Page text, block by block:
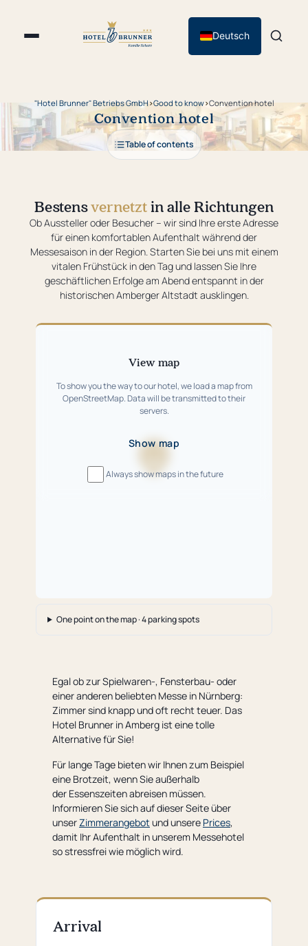
Deutsch
"Hotel Brunner" Betriebs GmbH›Good to know›Convention hotel
Convention hotel
Table of contents
Bestensvernetztin alle Richtungen
Ob Aussteller oder Besucher – wir sind Ihre erste Adresse
für einen komfortablen Aufenthalt während der
Messesaison in der Region. Starten Sie bei uns mit einem
vitalen Frühstück in den Tag und lassen Sie Ihre
geschäftlichen Erfolge am Abend entspannt in der
historischen Amberger Altstadt ausklingen.
Skip
View map
To show you the way to our hotel, we load a map from
OpenStreetMap. Data will be transmitted to their
servers.
Show map
Always show maps in the future
map
One point on the map · 4 parking spots
Egal ob zur Spielwaren-, Fensterbau- oder
einer anderen beliebten Messe in Nürnberg:
Zimmer sind knapp und oft recht teuer. Das
Hotel Brunner in Amberg ist eine tolle
Alternative für Sie!
Für lange Tage bieten wir Ihnen zum Beispiel
eine Brotzeit, wenn Sie außerhalb
der Essenszeiten abreisen müssen.
Informieren Sie sich auf dieser Seite über
unserZimmerangebotund unsere Prices,
damit Ihr Aufenthalt in unserem Messehotel
so stressfrei wie möglich wird.
Arrival